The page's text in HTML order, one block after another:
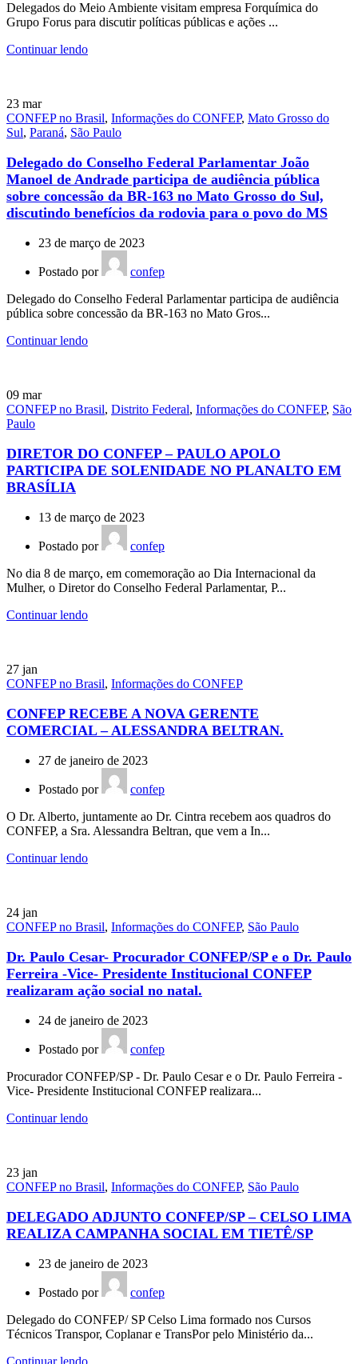
Delegados do Meio Ambiente visitam empresa Forquímica do
Grupo Forus para discutir políticas públicas e ações ...
Continuar lendo
23 mar
CONFEP no Brasil, Informações do CONFEP, Mato Grosso do
Sul, Paraná, São Paulo
Delegado do Conselho Federal Parlamentar João
Manoel de Andrade participa de audiência pública
sobre concessão da BR-163 no Mato Grosso do Sul,
discutindo benefícios da rodovia para o povo do MS
23 de março de 2023
Postado por
confep
Delegado do Conselho Federal Parlamentar participa de audiência
pública sobre concessão da BR-163 no Mato Gros...
Continuar lendo
09 mar
CONFEP no Brasil, Distrito Federal, Informações do CONFEP, São
Paulo
DIRETOR DO CONFEP – PAULO APOLO
PARTICIPA DE SOLENIDADE NO PLANALTO EM
BRASÍLIA
13 de março de 2023
Postado por
confep
No dia 8 de março, em comemoração ao Dia Internacional da
Mulher, o Diretor do Conselho Federal Parlamentar, P...
Continuar lendo
27 jan
CONFEP no Brasil, Informações do CONFEP
CONFEP RECEBE A NOVA GERENTE
COMERCIAL – ALESSANDRA BELTRAN.
27 de janeiro de 2023
Postado por
confep
O Dr. Alberto, juntamente ao Dr. Cintra recebem aos quadros do
CONFEP, a Sra. Alessandra Beltran, que vem a In...
Continuar lendo
24 jan
CONFEP no Brasil, Informações do CONFEP, São Paulo
Dr. Paulo Cesar- Procurador CONFEP/SP e o Dr. Paulo
Ferreira -Vice- Presidente Institucional CONFEP
realizaram ação social no natal.
24 de janeiro de 2023
Postado por
confep
Procurador CONFEP/SP - Dr. Paulo Cesar e o Dr. Paulo Ferreira -
Vice- Presidente Institucional CONFEP realizara...
Continuar lendo
23 jan
CONFEP no Brasil, Informações do CONFEP, São Paulo
DELEGADO ADJUNTO CONFEP/SP – CELSO LIMA
REALIZA CAMPANHA SOCIAL EM TIETÊ/SP
23 de janeiro de 2023
Postado por
confep
Delegado do CONFEP/ SP Celso Lima formado nos Cursos
Técnicos Transpor, Coplanar e TransPor pelo Ministério da...